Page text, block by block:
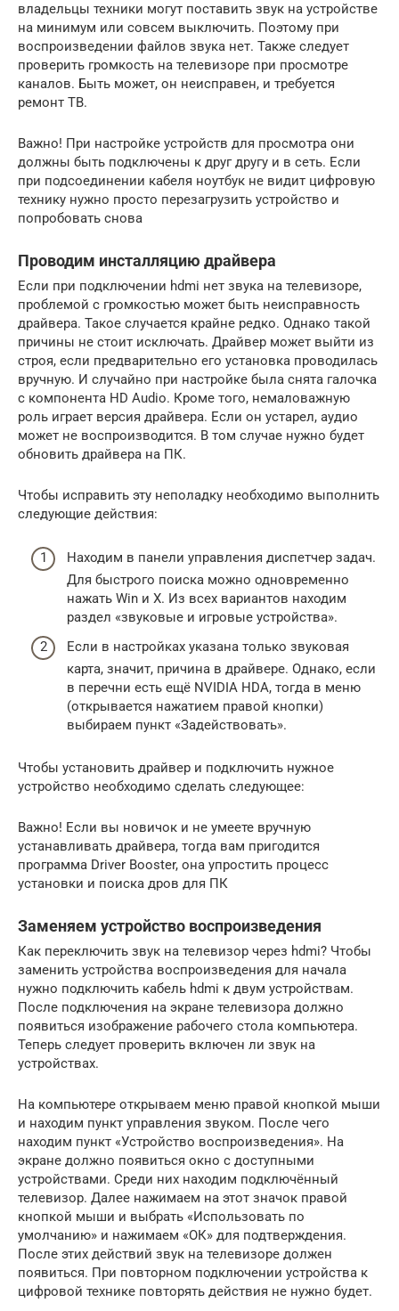
владельцы техники могут поставить звук на устройстве
на минимум или совсем выключить. Поэтому при
воспроизведении файлов звука нет. Также следует
проверить громкость на телевизоре при просмотре
каналов. Быть может, он неисправен, и требуется
ремонт ТВ.
Важно! При настройке устройств для просмотра они
должны быть подключены к друг другу и в сеть. Если
при подсоединении кабеля ноутбук не видит цифровую
технику нужно просто перезагрузить устройство и
попробовать снова
Проводим инсталляцию драйвера
Если при подключении hdmi нет звука на телевизоре,
проблемой с громкостью может быть неисправность
драйвера. Такое случается крайне редко. Однако такой
причины не стоит исключать. Драйвер может выйти из
строя, если предварительно его установка проводилась
вручную. И случайно при настройке была снята галочка
с компонента HD Audio. Кроме того, немаловажную
роль играет версия драйвера. Если он устарел, аудио
может не воспроизводится. В том случае нужно будет
обновить драйвера на ПК.
Чтобы исправить эту неполадку необходимо выполнить
следующие действия:
Находим в панели управления диспетчер задач.
Для быстрого поиска можно одновременно
нажать Win и X. Из всех вариантов находим
раздел «звуковые и игровые устройства».
Если в настройках указана только звуковая
карта, значит, причина в драйвере. Однако, если
в перечни есть ещё NVIDIA HDA, тогда в меню
(открывается нажатием правой кнопки)
выбираем пункт «Задействовать».
Чтобы установить драйвер и подключить нужное
устройство необходимо сделать следующее:
Важно! Если вы новичок и не умеете вручную
устанавливать драйвера, тогда вам пригодится
программа Driver Booster, она упростить процесс
установки и поиска дров для ПК
Заменяем устройство воспроизведения
Как переключить звук на телевизор через hdmi? Чтобы
заменить устройства воспроизведения для начала
нужно подключить кабель hdmi к двум устройствам.
После подключения на экране телевизора должно
появиться изображение рабочего стола компьютера.
Теперь следует проверить включен ли звук на
устройствах.
На компьютере открываем меню правой кнопкой мыши
и находим пункт управления звуком. После чего
находим пункт «Устройство воспроизведения». На
экране должно появиться окно с доступными
устройствами. Среди них находим подключённый
телевизор. Далее нажимаем на этот значок правой
кнопкой мыши и выбрать «Использовать по
умолчанию» и нажимаем «ОК» для подтверждения.
После этих действий звук на телевизоре должен
появиться. При повторном подключении устройства к
цифровой технике повторять действия не нужно будет.